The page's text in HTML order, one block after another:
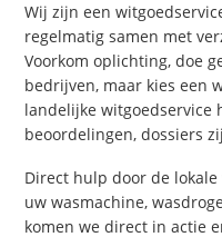
Wij zijn een
regelmatig samen met
Voorkom oplichting, doe
bedrijven, maar kies een
landelijke witgoedservice
beoordelingen, dossiers
Direct hulp door de lokale
uw wasmachine,
komen we direct in actie